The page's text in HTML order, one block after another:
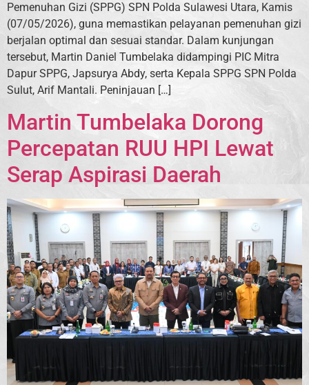
Pemenuhan Gizi (SPPG) SPN Polda Sulawesi Utara, Kamis
(07/05/2026), guna memastikan pelayanan pemenuhan gizi
berjalan optimal dan sesuai standar. Dalam kunjungan
tersebut, Martin Daniel Tumbelaka didampingi PIC Mitra
Dapur SPPG, Japsurya Abdy, serta Kepala SPPG SPN Polda
Sulut, Arif Mantali. Peninjauan […]
Martin Tumbelaka Dorong
Percepatan RUU HPI Lewat
Serap Aspirasi Daerah